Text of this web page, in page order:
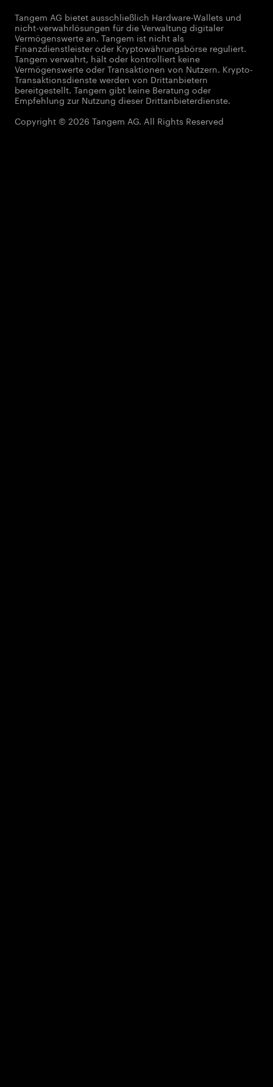
Tangem AG bietet ausschließlich Hardware-Wallets und
nicht-verwahrlösungen für die Verwaltung digitaler
Vermögenswerte an. Tangem ist nicht als
Finanzdienstleister oder Kryptowährungsbörse reguliert.
Tangem verwahrt, hält oder kontrolliert keine
Vermögenswerte oder Transaktionen von Nutzern. Krypto-
Transaktionsdienste werden von Drittanbietern
bereitgestellt. Tangem gibt keine Beratung oder
Empfehlung zur Nutzung dieser Drittanbieterdienste.